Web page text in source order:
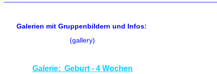
Galerien mit Gruppenbildern und Infos:
(gallery)
Galerie: Geburt - 4 Wochen